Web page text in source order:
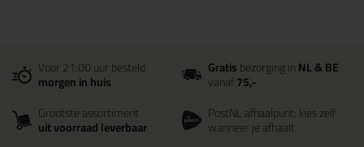
Voor 21:00 uur besteld
morgen in huis
Gratisbezorging inNL & BE
vanaf75,-
Grootste assortiment
uit voorraad leverbaar
PostNL afhaalpunt: kies zelf
wanneer je afhaalt